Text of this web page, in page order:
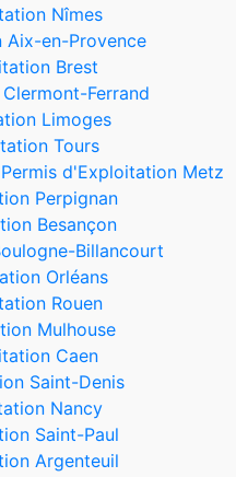
Nîmes
Aix-en-Provence
Brest
Ferrand
Limoges
Tours
Permis d'Exploitation Metz
Perpignan
Besançon
Billancourt
Orléans
Rouen
Mulhouse
Caen
Saint-Denis
Nancy
Saint-Paul
Argenteuil